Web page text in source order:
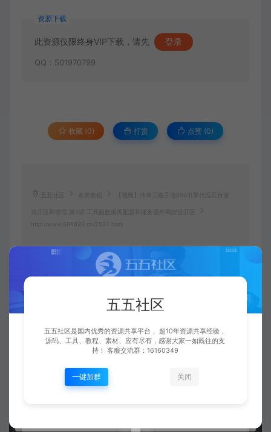
资源下载
此资源仅限终身VIP下载，请先 登录
QQ：501970799
收藏 (0) 打赏 点赞 (0)
五五社区 各类教程 【视频】传奇三端手游996引擎代理后台游
戏开区和管理 第2讲 工具服数据库配置和服务器外网架设开区
http://www.668899.cn/2582.html
五五社区 生成海报 复制本文链接
五五社区
五五社区是国内优秀的资源共享平台， 超10年资源共享经验，
源码、工具、教程、素材、应有尽有，感谢大家一如既往的支
持！ 客服交流群：16160349
一键加群 关闭